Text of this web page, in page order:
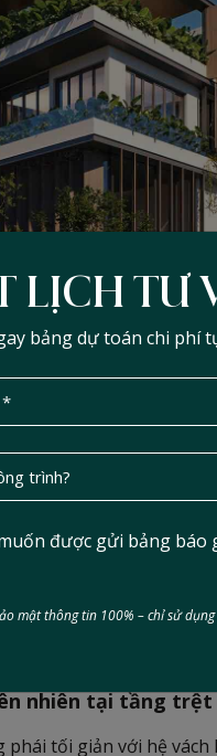
bề thế, đầy đủ tiện
Duc Tin Construction
trí linh hoạt
hầm của Ken House
đa năng tiện ích. Việc
tầng trệt cho cảnh
nhiên tại tầng trệt
tối giản với hệ vách
LỊCH TƯ
bảng dự toán chi phí
được gửi bảng báo
mật thông tin 100% – chỉ sử